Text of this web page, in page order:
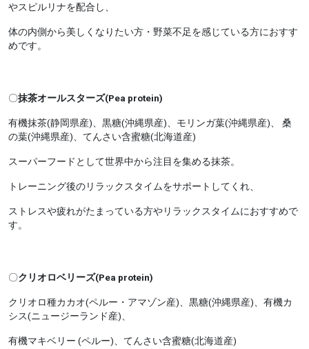
やスピルリナを配合し、
体の内側から美しくなりたい方・野菜不足を感じている方におすす
めです。
〇抹茶オールスターズ(Pea protein)
有機抹茶(静岡県産)、黒糖(沖縄県産)、モリンガ葉(沖縄県産)、 桑
の葉(沖縄県産)、てんさい含蜜糖(北海道産)
スーパーフードとして世界中から注目を集める抹茶。
トレーニング後のリラックスタイムをサポートしてくれ、
ストレスや疲れがたまっている方やリラックスタイムにおすすめで
す。
〇クリオロベリーズ(Pea protein)
クリオロ種カカオ(ペルー・アマゾン産)、黒糖(沖縄県産)、有機カ
シス(ニュージーランド産)、
有機マキベリー (ペルー)、てんさい含蜜糖(北海道産)